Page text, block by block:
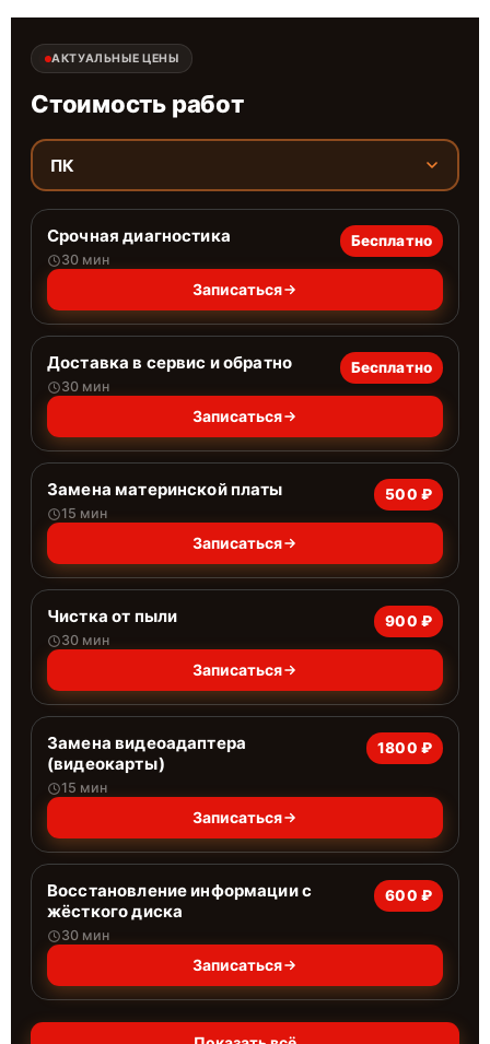
АКТУАЛЬНЫЕ ЦЕНЫ
Стоимость работ
ПК
Срочная диагностика
30 мин
Бесплатно
Записаться
Доставка в сервис и обратно
30 мин
Бесплатно
Записаться
Замена материнской платы
15 мин
500 ₽
Записаться
Чистка от пыли
30 мин
900 ₽
Записаться
Замена видеоадаптера
(видеокарты)
15 мин
1800 ₽
Записаться
Восстановление информации с
жёсткого диска
30 мин
600 ₽
Записаться